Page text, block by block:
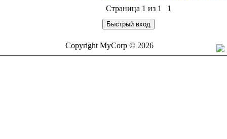
Страница 1 из 1 1
Copyright MyCorp © 2026